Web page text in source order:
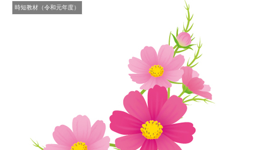
時短教材（令和元年度）